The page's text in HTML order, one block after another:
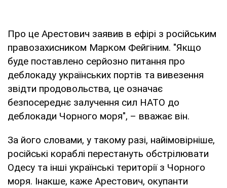
Про це Арестович заявив в ефірі з російським
правозахисником Марком Фейгіним. "Якщо
буде поставлено серйозно питання про
деблокаду українських портів та вивезення
звідти продовольства, це означає
безпосереднє залучення сил НАТО до
деблокади Чорного моря", – вважає він.
За його словами, у такому разі, найімовірніше,
російські кораблі перестануть обстрілювати
Одесу та інші українські території з Чорного
моря. Інакше, каже Арестович, окупанти